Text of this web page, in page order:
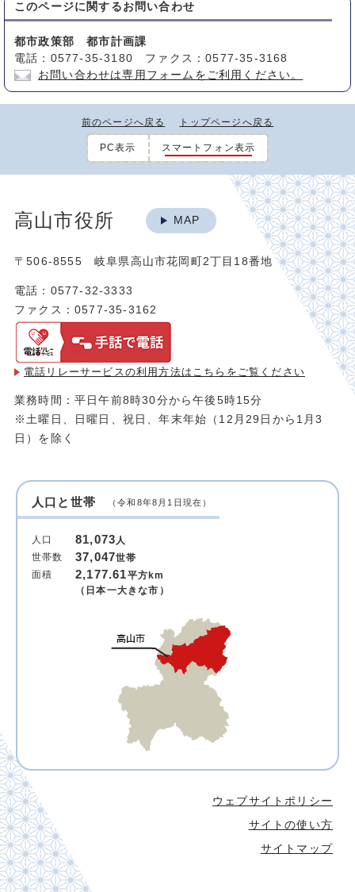
このページに関する お問い合わせ
都市政策部 都市計画課
電話：0577-35-3180 ファクス：0577-35-3168
お問い合わせは専用フォームをご利用ください。
前のページへ戻る トップページへ戻る
PC表示 スマートフォン表示
高山市役所 MAP
〒506-8555 岐阜県高山市花岡町2丁目18番地
電話：0577-32-3333
ファクス：0577-35-3162
電話リレーサービスの利用方法は こちらをご覧ください
業務時間：平日午前8時30分から午後5時15分
※土曜日、日曜日、祝日、年末年始（12月29日から1月3
日）を除く
人口と世帯 （令和8年8月1日現在）
人口 81,073人
世帯数
37,047世帯
面積
2,177.61平方km
（日本一大きな市）
ウェブサイトポリシー
サイトの使い方
サイトマップ